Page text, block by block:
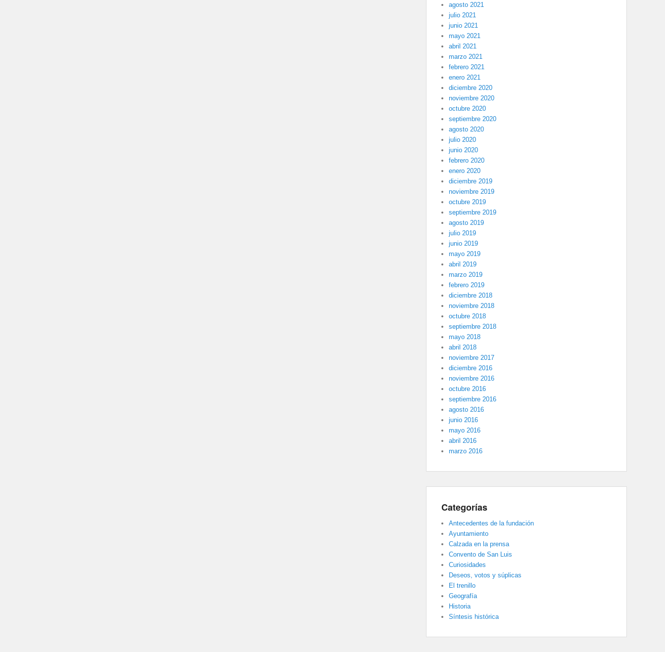
agosto 2021
julio 2021
junio 2021
mayo 2021
abril 2021
marzo 2021
febrero 2021
enero 2021
diciembre 2020
noviembre 2020
octubre 2020
septiembre 2020
agosto 2020
julio 2020
junio 2020
febrero 2020
enero 2020
diciembre 2019
noviembre 2019
octubre 2019
septiembre 2019
agosto 2019
julio 2019
junio 2019
mayo 2019
abril 2019
marzo 2019
febrero 2019
diciembre 2018
noviembre 2018
octubre 2018
septiembre 2018
mayo 2018
abril 2018
noviembre 2017
diciembre 2016
noviembre 2016
octubre 2016
septiembre 2016
agosto 2016
junio 2016
mayo 2016
abril 2016
marzo 2016
Categorías
Antecedentes de la fundación
Ayuntamiento
Calzada en la prensa
Convento de San Luis
Curiosidades
Deseos, votos y súplicas
El trenillo
Geografía
Historia
Síntesis histórica